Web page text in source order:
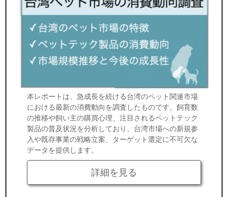
本レポートは、急成長を続ける台湾のペット関連市場
における最新の消費動向を調査したものです。飼育数
の推移や飼い主の購買心理、注目されるペットテック
製品の普及状況を分析しており、台湾市場への新規参
入や既存事業の戦略立案、ターゲット選定に不可欠な
データを提供します。
詳細を見る